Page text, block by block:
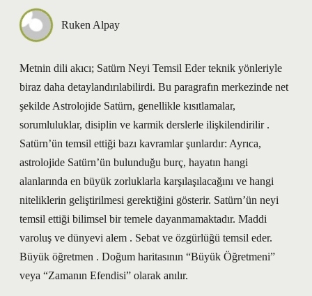
Ruken Alpay
Metnin dili akıcı; Satürn Neyi Temsil Eder teknik yönleriyle
biraz daha detaylandırılabilirdi. Bu paragrafın merkezinde net
şekilde Astrolojide Satürn, genellikle kısıtlamalar,
sorumluluklar, disiplin ve karmik derslerle ilişkilendirilir .
Satürn’ün temsil ettiği bazı kavramlar şunlardır: Ayrıca,
astrolojide Satürn’ün bulunduğu burç, hayatın hangi
alanlarında en büyük zorluklarla karşılaşılacağını ve hangi
niteliklerin geliştirilmesi gerektiğini gösterir. Satürn’ün neyi
temsil ettiği bilimsel bir temele dayanmamaktadır. Maddi
varoluş ve dünyevi alem . Sebat ve özgürlüğü temsil eder.
Büyük öğretmen . Doğum haritasının “Büyük Öğretmeni”
veya “Zamanın Efendisi” olarak anılır.